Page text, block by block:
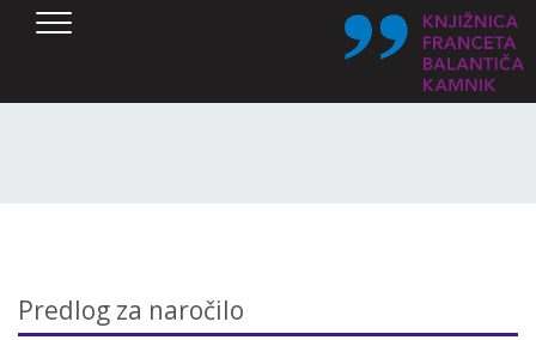
Predlog za naročilo